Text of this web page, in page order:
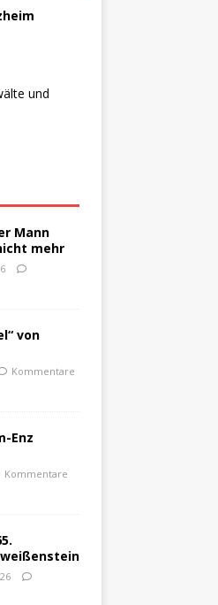
und
Mann
mehr
von
Kommentare
Enz
Kommentare